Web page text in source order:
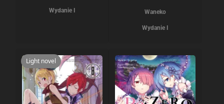
Wydanie I Waneko
Wydanie I
Light novel